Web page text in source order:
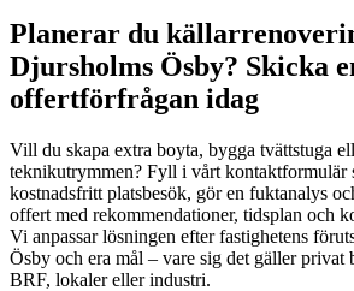
Planerar du
Djursholms Ösby? Skicka
offertförfrågan idag
Vill du skapa extra boyta, bygga tvättstuga
teknikutrymmen? Fyll i vårt kontaktformulär
kostnadsfritt platsbesök, gör en fuktanalys
offert med rekommendationer, tidsplan och
Vi anpassar lösningen efter fastighetens
Ösby och era mål – vare sig det gäller privat
BRF, lokaler eller industri.